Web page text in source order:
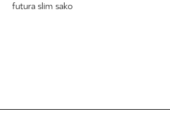
futura slim sako